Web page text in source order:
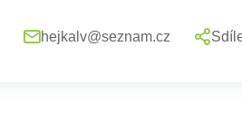
hejkalv@seznam.cz